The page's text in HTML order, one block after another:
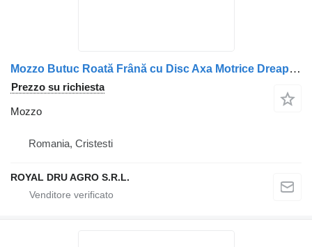
Mozzo Butuc Roată Frână cu Disc Axa Motrice Dreapta per camion Renault 5010439600 5010525326
Prezzo su richiesta
Mozzo
Romania, Cristesti
ROYAL DRU AGRO S.R.L.